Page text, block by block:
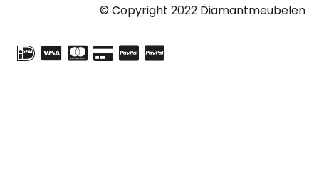
© Copyright 2022 Diamantmeubelen